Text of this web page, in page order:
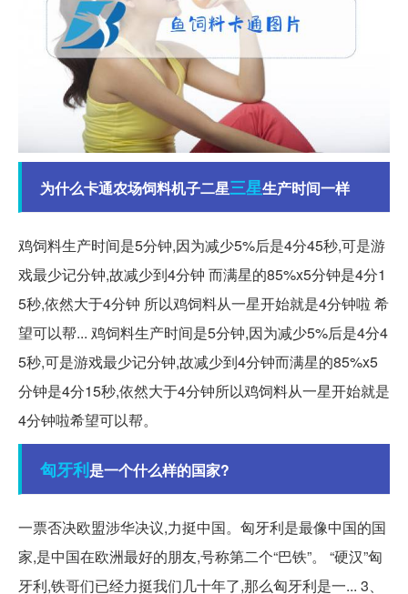
为什么卡通农场饲料机子二星三星生产时间一样
鸡饲料生产时间是5分钟,因为减少5%后是4分45秒,可是游
戏最少记分钟,故减少到4分钟 而满星的85%x5分钟是4分1
5秒,依然大于4分钟 所以鸡饲料从一星开始就是4分钟啦 希
望可以帮... 鸡饲料生产时间是5分钟,因为减少5%后是4分4
5秒,可是游戏最少记分钟,故减少到4分钟而满星的85%x5
分钟是4分15秒,依然大于4分钟所以鸡饲料从一星开始就是
4分钟啦希望可以帮。
匈牙利是一个什么样的国家?
一票否决欧盟涉华决议,力挺中国。匈牙利是最像中国的国
家,是中国在欧洲最好的朋友,号称第二个“巴铁”。 “硬汉”匈
牙利,铁哥们已经力挺我们几十年了,那么匈牙利是一... 3、